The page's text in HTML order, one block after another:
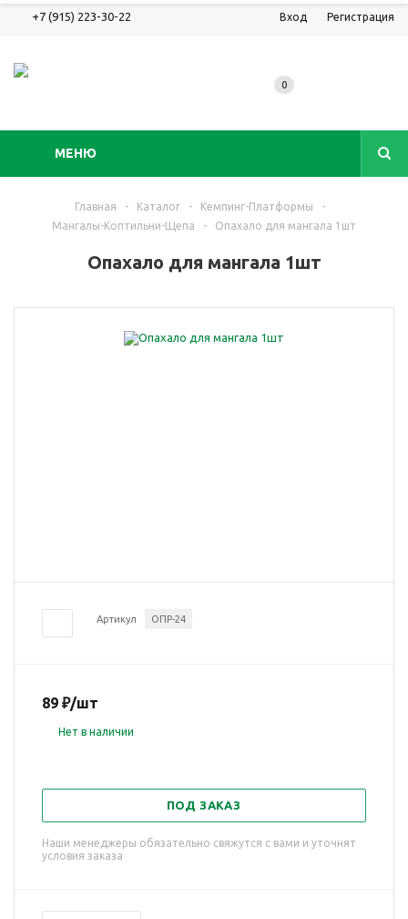
+7 (915) 223-30-22 Вход Регистрация
МЕНЮ
0
Главная - Каталог - Кемпинг-Платформы
-
Мангалы-Коптильни-Щепа
- Опахало для мангала 1шт
Опахало для мангала 1шт
Артикул ОПР-24
89 ₽/шт
Нет в наличии
ПОД ЗАКАЗ
Наши менеджеры обязательно свяжутся с вами и уточнят
условия заказа